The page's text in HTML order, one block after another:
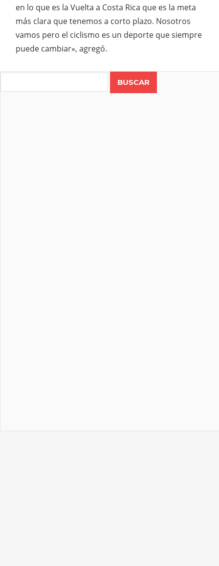
en lo que es la Vuelta a Costa Rica que es la meta
más clara que tenemos a corto plazo. Nosotros
vamos pero el ciclismo es un deporte que siempre
puede cambiar», agregó.